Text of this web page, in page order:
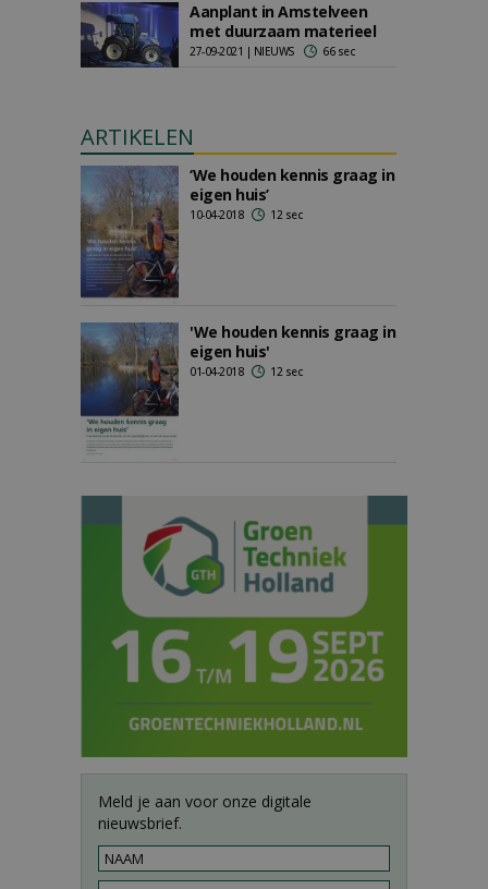
Aanplant in Amstelveen
met duurzaam materieel
27-09-2021 | NIEUWS 66 sec
ARTIKELEN
‘We houden kennis graag in
eigen huis’
10-04-2018 12 sec
'We houden kennis graag in
eigen huis'
01-04-2018 12 sec
Meld je aan voor onze digitale
nieuwsbrief.